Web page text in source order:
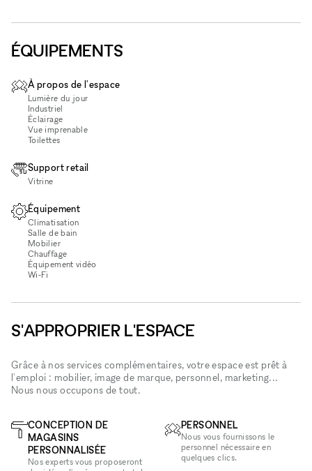
ÉQUIPEMENTS
À propos de l'espace
Lumière du jour
Industriel
Éclairage
Vue imprenable
Toilettes
Support retail
Vitrine
Équipement
Climatisation
Salle de bain
Mobilier
Chauffage
Équipement vidéo
Wi‑Fi
S'APPROPRIER L'ESPACE
Grâce à nos services complémentaires, votre espace est prêt à
l'emploi : mobilier, image de marque, personnel, marketing...
Nous nous occupons de tout.
CONCEPTION DE
MAGASINS
PERSONNALISÉE
Nos experts vous proposeront
PERSONNEL
Nous vous fournissons le
personnel nécessaire en
quelques clics.